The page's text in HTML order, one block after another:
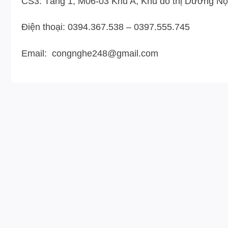
Điện thoại: 0394.367.538 – 0397.555.745
Email: congnghe248@gmail.com